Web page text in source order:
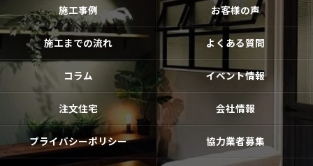
施工事例 お客様の声
施工までの流れ よくある質問
コラム イベント情報
注文住宅 会社情報
プライバシーポリシー 協力業者募集